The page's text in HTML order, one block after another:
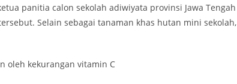
panitia calon sekolah adiwiyata provinsi Jawa Tengah
Selain sebagai tanaman khas hutan mini sekolah,
oleh kekurangan vitamin C